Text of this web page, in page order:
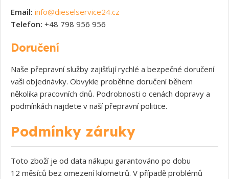
Email: info@dieselservice24.cz
Telefon: +48 798 956 956
Doručení
Naše přepravní služby zajišťují rychlé a bezpečné doručení
vaší objednávky. Obvykle proběhne doručení během
několika pracovních dnů. Podrobnosti o cenách dopravy a
podmínkách najdete v naší přepravní politice.
Podmínky záruky
Toto zboží je od data nákupu garantováno po dobu
12 měsíců bez omezení kilometrů. V případě problémů